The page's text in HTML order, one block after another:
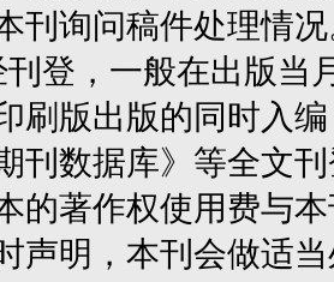
刊询问稿件处理情
刊登，一般在出版当
刷版出版的同时入
刊数据库》等全文
的著作权使用费与
声明，本刊会做适